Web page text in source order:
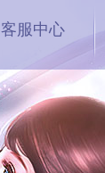
客服中心